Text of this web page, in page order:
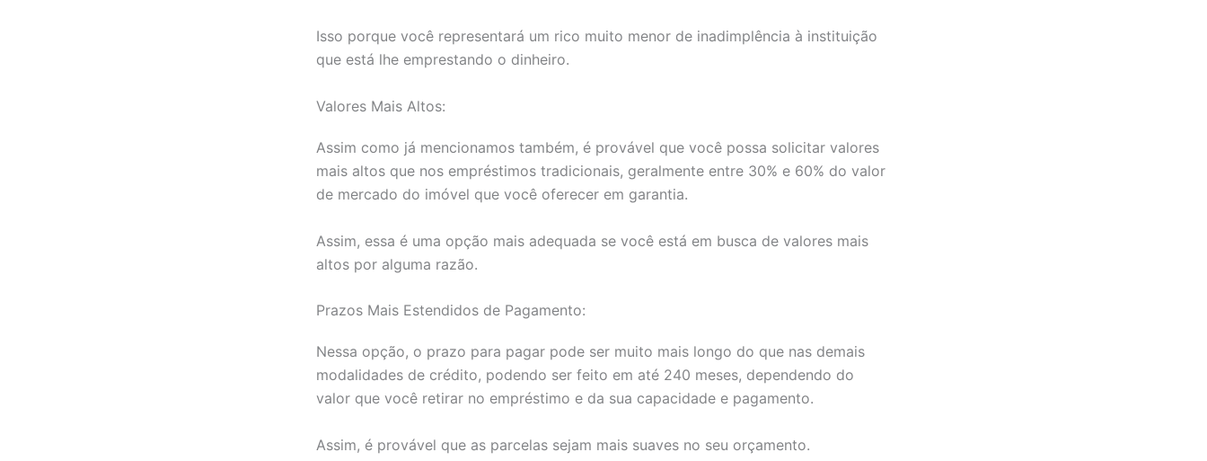
Isso porque você representará um rico muito menor de inadimplência à instituição
que está lhe emprestando o dinheiro.
Valores Mais Altos:
Assim como já mencionamos também, é provável que você possa solicitar valores
mais altos que nos empréstimos tradicionais, geralmente entre 30% e 60% do valor
de mercado do imóvel que você oferecer em garantia.
Assim, essa é uma opção mais adequada se você está em busca de valores mais
altos por alguma razão.
Prazos Mais Estendidos de Pagamento:
Nessa opção, o prazo para pagar pode ser muito mais longo do que nas demais
modalidades de crédito, podendo ser feito em até 240 meses, dependendo do
valor que você retirar no empréstimo e da sua capacidade e pagamento.
Assim, é provável que as parcelas sejam mais suaves no seu orçamento.